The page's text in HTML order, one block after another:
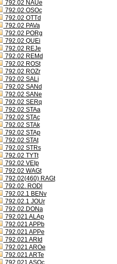
792.02 NAUe
792.02 OSOc
792.02 OTTd
792.02 PAVa
792.02 PORg
792.02 QUEi
792.02 REJe
792.02 REMd
792.02 ROSt
792.02 ROZr
792.02 SALi
792.02 SANd
792.02 SANe
792.02 SERq
792.02 STAa
792.02 STAc
792.02 STAk
792.02 STAp
792.02 STAt
792.02 STRs
792.02 TYTt
792.02 VEIp
792.02 WAGt
792.02(460) RAGt
792.02. RODl
792.02.1 BENv
792.02.1 JOUr
792.02.DONa
792.021 ALAp
792.021 APPb
792.021 APPe
792.021 ARId
792.021 AROe
792.021 ARTe
792.021 ASOc